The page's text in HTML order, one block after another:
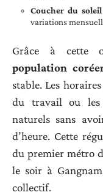
Coucher du soleil
variations
Grâce à cette
population
stable. Les
du travail ou les
naturels sans
d’heure. Cette
du premier métro
le soir à
collectif.